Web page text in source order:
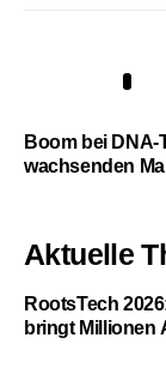
Boom bei
wachsenden
Aktuelle
RootsTech
bringt Millionen